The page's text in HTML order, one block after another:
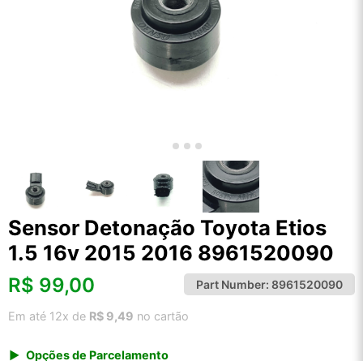
Sensor Detonação Toyota Etios
1.5 16v 2015 2016 8961520090
R$ 99,00 Part Number: 8961520090
Em até 12x de R$ 9,49 no cartão
Opções de Parcelamento